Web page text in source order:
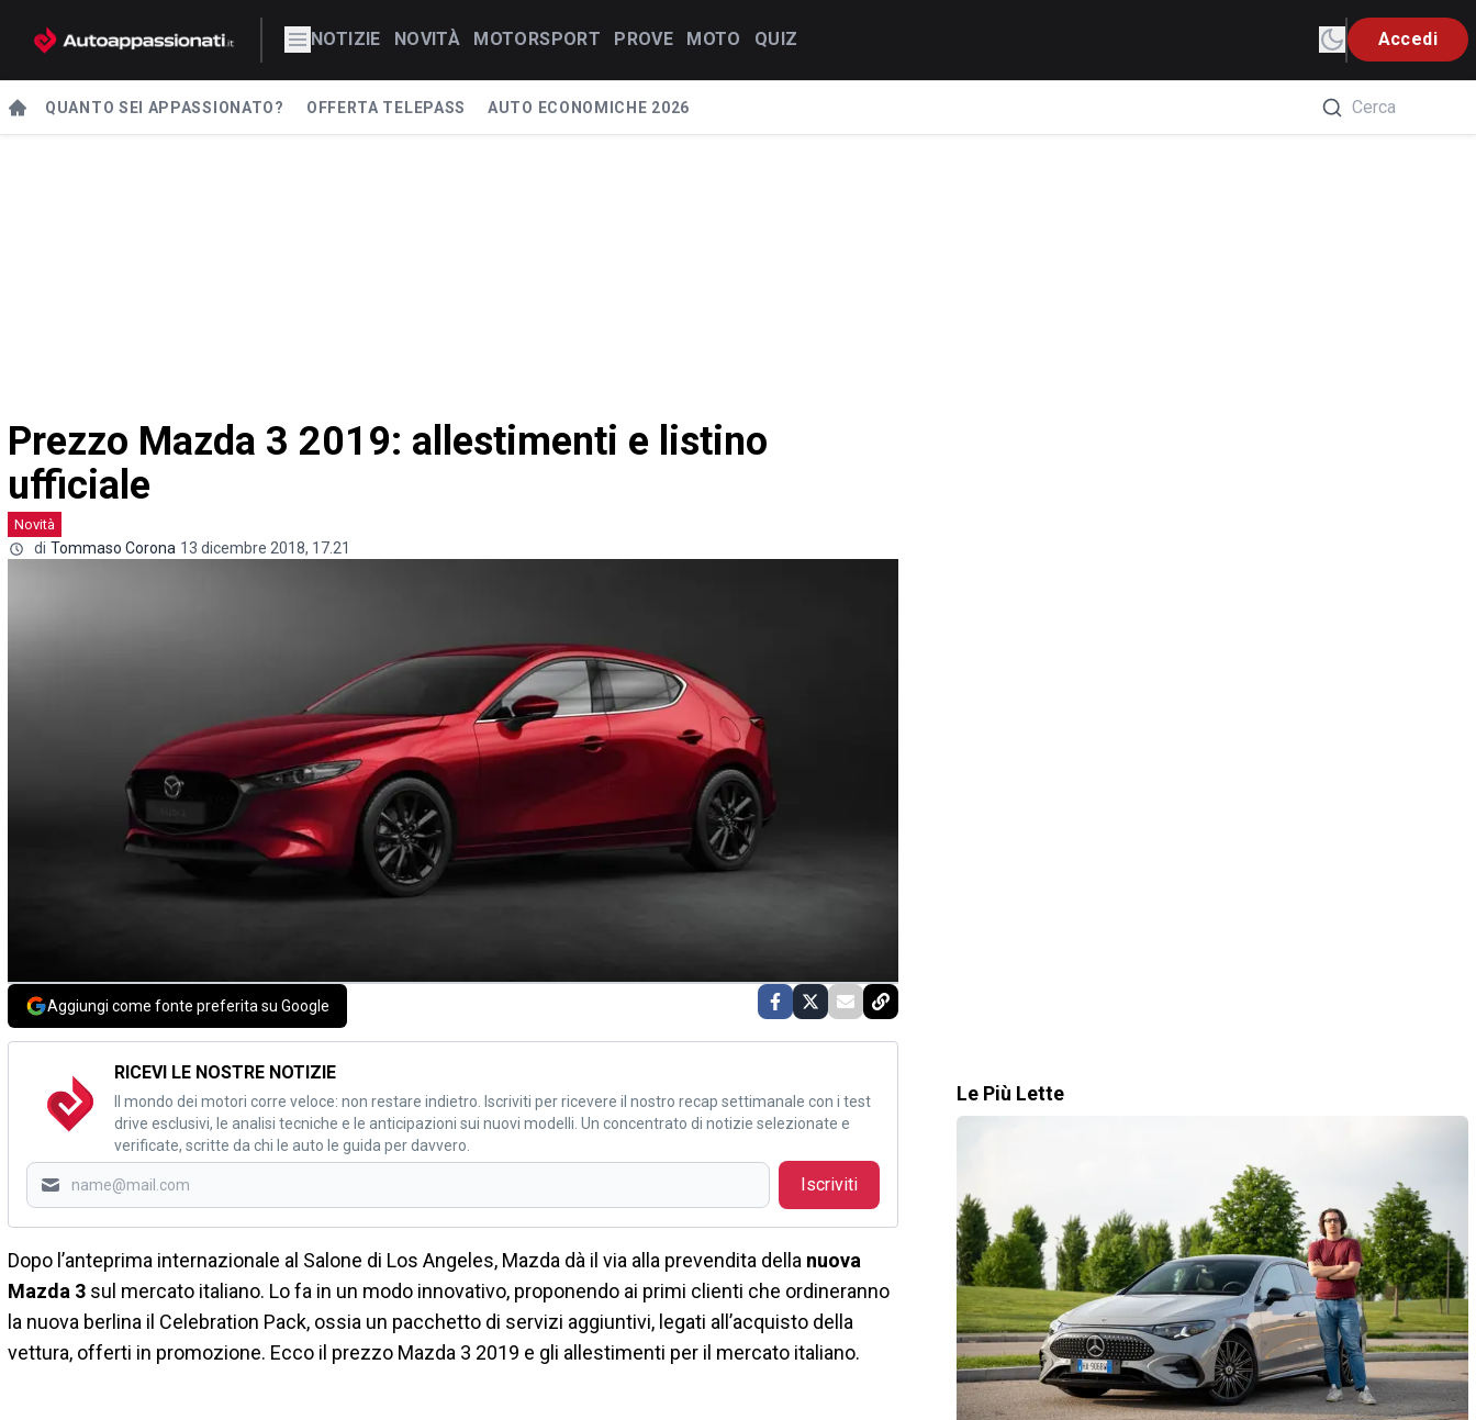
NOTIZIE NOVITÀ MOTORSPORT PROVE MOTO QUIZ Accedi
QUANTO SEI APPASSIONATO? OFFERTA TELEPASS AUTO ECONOMICHE 2026
Prezzo Mazda 3 2019: allestimenti e listino
ufficiale
Novità
di Tommaso Corona 13 dicembre 2018, 17.21
Aggiungi come fonte preferita su Google
RICEVI LE NOSTRE NOTIZIE
Il mondo dei motori corre veloce: non restare indietro. Iscriviti per ricevere il nostro recap settimanale con i test
drive esclusivi, le analisi tecniche e le anticipazioni sui nuovi modelli. Un concentrato di notizie selezionate e
verificate, scritte da chi le auto le guida per davvero.
Iscriviti
Dopo l’anteprima internazionale al Salone di Los Angeles, Mazda dà il via alla prevendita della nuova
Mazda 3 sul mercato italiano. Lo fa in un modo innovativo, proponendo ai primi clienti che ordineranno
la nuova berlina il Celebration Pack, ossia un pacchetto di servizi aggiuntivi, legati all’acquisto della
vettura, offerti in promozione. Ecco il prezzo Mazda 3 2019 e gli allestimenti per il mercato italiano.
Le Più Lette